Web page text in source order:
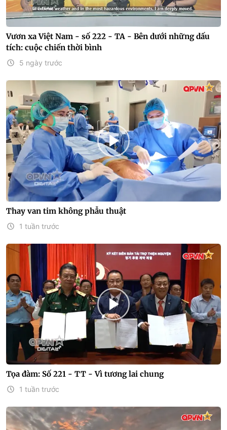
Vươn xa Việt Nam - số 222 - TA - Bên dưới những dấu
tích: cuộc chiến thời bình
5 ngày trước
Thay van tim không phẫu thuật
1 tuần trước
Tọa đàm: Số 221 - TT - Vì tương lai chung
1 tuần trước